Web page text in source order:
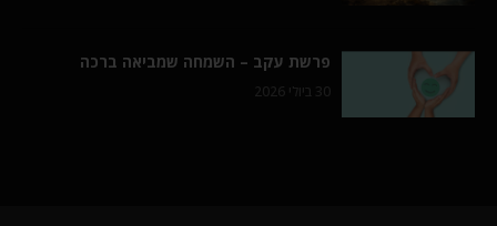
פרשת עקב – השמחה שמביאה ברכה
30 ביולי 2026